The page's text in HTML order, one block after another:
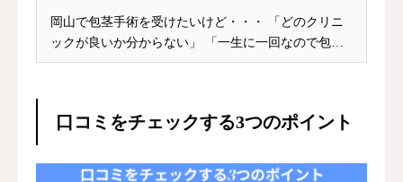
岡山で包茎手術を受けたいけど・・・ 「どのクリニ
ックが良いか分からない」 「一生に一回なので包茎
手術...
口コミをチェックする3つのポイント